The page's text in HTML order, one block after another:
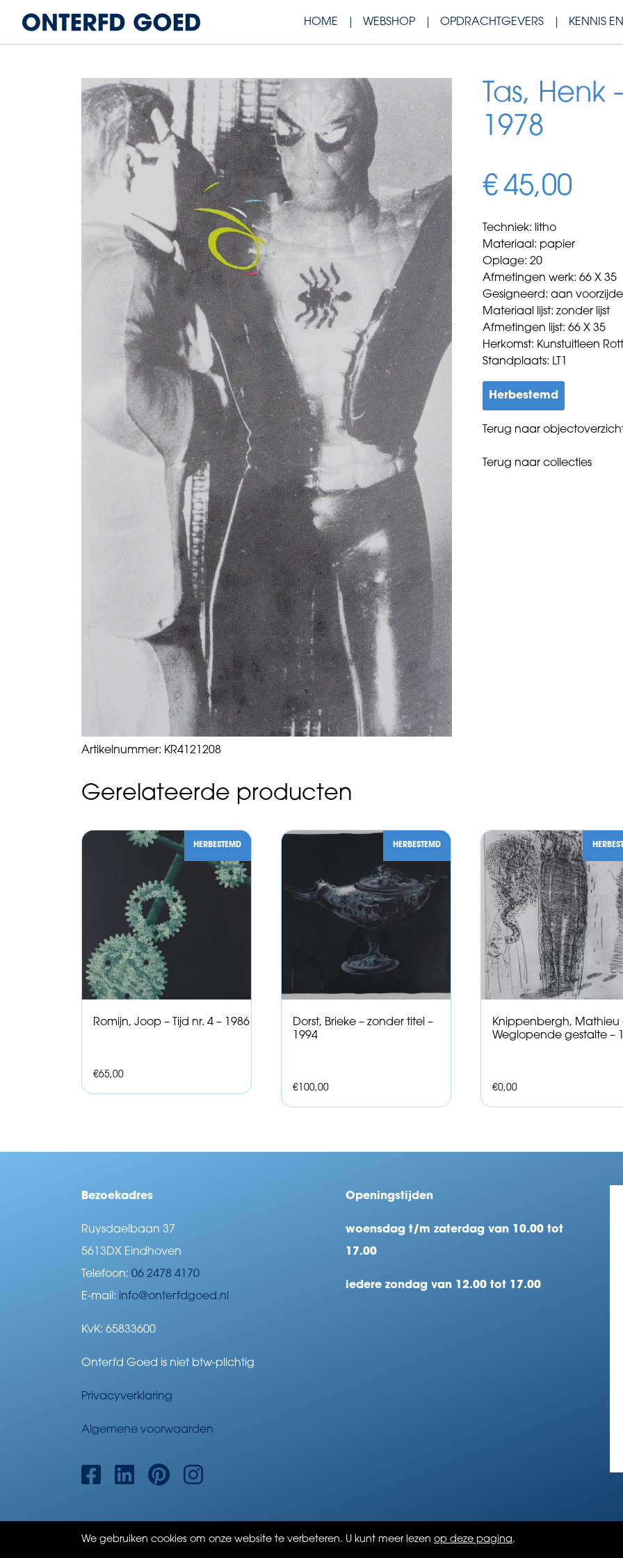
HOME WEBSHOP OPDRACHTGEVERS KENNIS
Artikelnummer: KR4121208
Tas, Henk
1978
€ 45,00
Techniek: litho
Materiaal: papier
Oplage: 20
Afmetingen werk: 66 X 35
Gesigneerd: aan voorzijde
Materiaal lijst: zonder lijst
Afmetingen lijst: 66 X 35
Herkomst: Kunstuitleen
Standplaats: LT1
Herbestemd
Terug naar
Terug naar collecties
Gerelateerde producten
HERBESTEMD
Romijn, Joop – Tijd nr. 4 – 1986
€65,00
HERBESTEMD
Dorst, Brieke – zonder titel –
1994
€100,00
Knippenbergh, Mathieu
Weglopende gestalte –
€0,00
Bezoekadres
Ruysdaelbaan 37
5613DX Eindhoven
Telefoon: 06 2478 4170
E-mail: info@onterfdgoed.nl
KvK: 65833600
Onterfd Goed is niet btw-plichtig
Privacyverklaring
Algemene voorwaarden
Openingstijden
woensdag t/m zaterdag van 10.00 tot
17.00
iedere zondag van 12.00 tot 17.00
We gebruiken cookies om onze website te verbeteren. U kunt meer lezen op deze pagina.